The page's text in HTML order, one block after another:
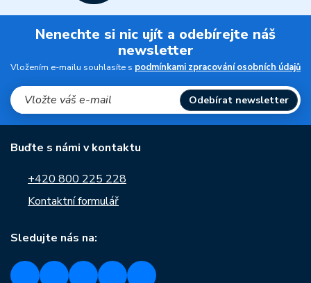
Nenechte si nic ujít a odebírejte náš
newsletter
Vložením e-mailu souhlasíte s podmínkami zpracování osobních údajů
Odebírat newsletter
Buďte s námi v kontaktu
+420 800 225 228
Kontaktní formulář
Sledujte nás na: